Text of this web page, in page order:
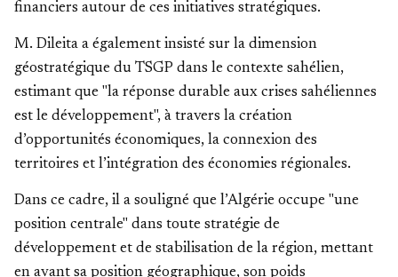
financiers autour de ces initiatives stratégiques.
M. Dileita a également insisté sur la dimension
géostratégique du TSGP dans le contexte sahélien,
estimant que "la réponse durable aux crises sahéliennes
est le développement", à travers la création
d’opportunités économiques, la connexion des
territoires et l’intégration des économies régionales.
Dans ce cadre, il a souligné que l’Algérie occupe "une
position centrale" dans toute stratégie de
développement et de stabilisation de la région, mettant
en avant sa position géographique, son poids